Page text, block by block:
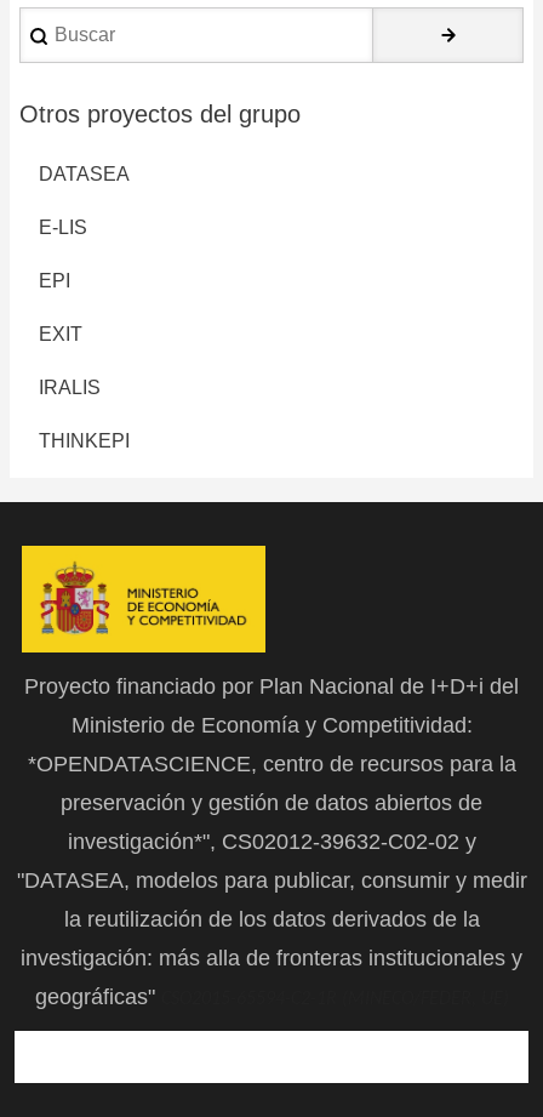
Buscar
Otros proyectos del grupo
DATASEA
E-LIS
EPI
EXIT
IRALIS
THINKEPI
Proyecto financiado por Plan Nacional de I+D+i del
Ministerio de Economía y Competitividad:
*OPENDATASCIENCE, centro de recursos para la
preservación y gestión de datos abiertos de
investigación*", CS02012-39632-C02-02 y
"DATASEA, modelos para publicar, consumir y medir
la reutilización de los datos derivados de la
investigación: más alla de fronteras institucionales y
geográficas"